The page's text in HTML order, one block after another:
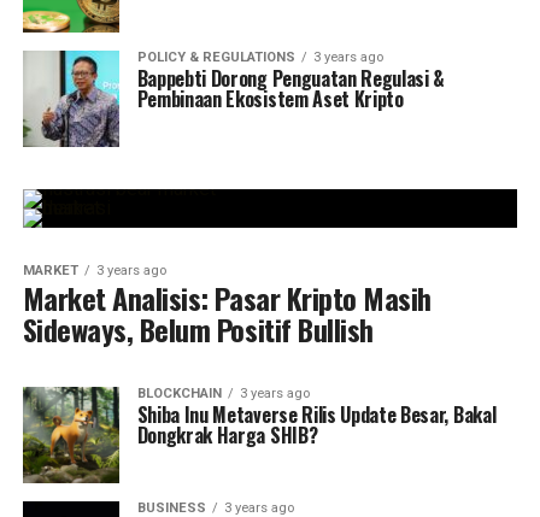
POLICY & REGULATIONS 3 years ago
Bappebti Dorong Penguatan Regulasi &
Pembinaan Ekosistem Aset Kripto
MARKET 3 years ago
Market Analisis: Pasar Kripto Masih
Sideways, Belum Positif Bullish
BLOCKCHAIN 3 years ago
Shiba Inu Metaverse Rilis Update Besar, Bakal
Dongkrak Harga SHIB?
BUSINESS 3 years ago